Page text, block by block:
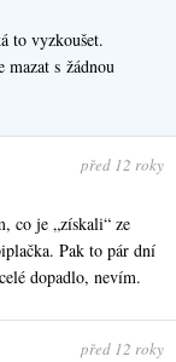
to vyzkoušet.
mazat s žádnou
před 12 roky
co je „získali“ ze
Pak to pár dní
dopadlo, nevím.
před 12 roky